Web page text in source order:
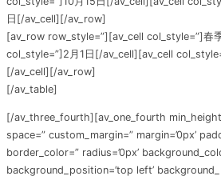
日[/av_cell][/av_row]
[av_row row_style=”][av_cell col_style=”]春
col_style=”]2月1日[/av_cell][av_cell
[/av_cell][/av_row]
[/av_table]
[/av_three_fourth][av_one_fourth
space=” custom_margin=” margin=’0px’
border_color=” radius=’0px’
background_position=’top left’